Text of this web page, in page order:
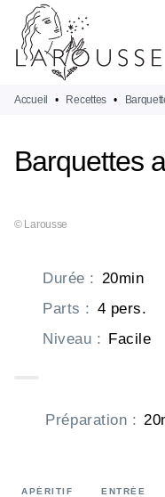
MENU
PIED DE PAGE
Accueil • Recettes •
Barquettes
© Larousse
Durée : 20min
Parts : 4 pers.
Niveau : Facile
Préparation :
APÉRITIF ENTRÉE